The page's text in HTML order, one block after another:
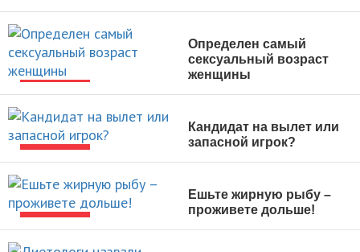
НОВОСТИ
НОВОСТИ
Определен самый
сексуальный возраст
женщины
Кандидат на вылет или
запасной игрок?
Ешьте жирную рыбу –
проживете дольше!